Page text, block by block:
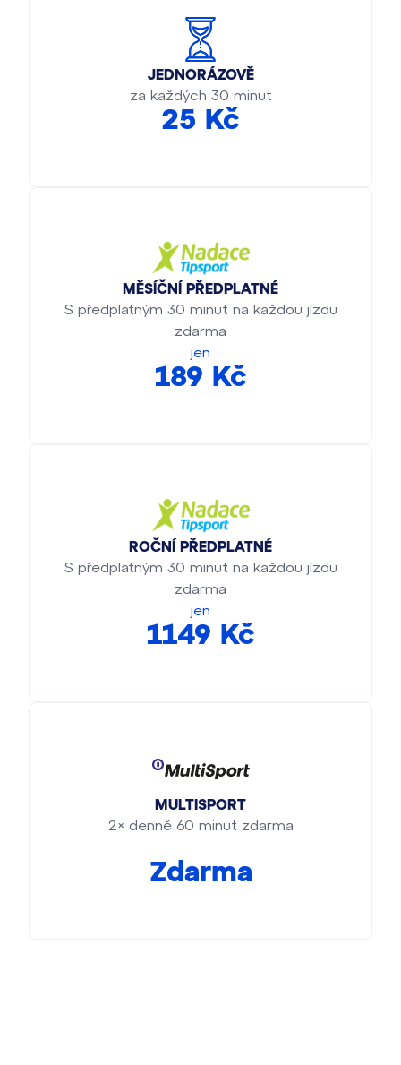
JEDNORÁZOVĚ
za každých 30 minut
25 Kč
MĚSÍČNÍ PŘEDPLATNÉ
S předplatným 30 minut na každou jízdu
zdarma
jen
189 Kč
ROČNÍ PŘEDPLATNÉ
S předplatným 30 minut na každou jízdu
zdarma
jen
1149 Kč
MULTISPORT
2× denně 60 minut zdarma
Zdarma